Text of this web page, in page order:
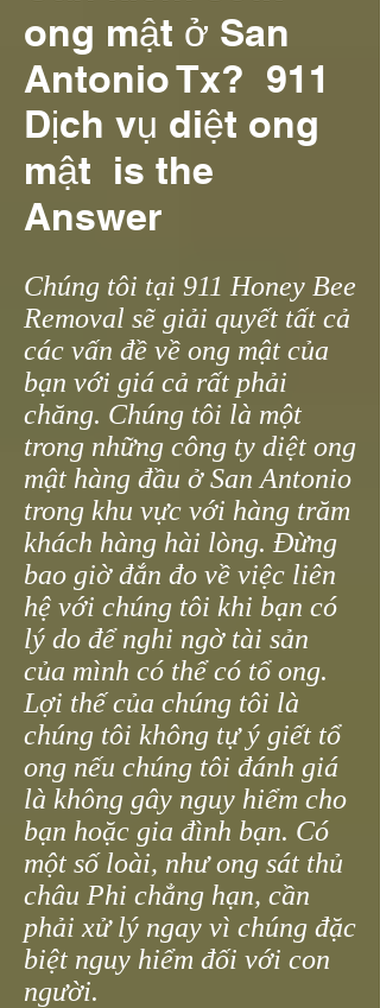
ong mật ở San
Antonio Tx? 911
Dịch vụ diệt ong
mật is the
Answer
Chúng tôi tại 911 Honey Bee
Removal sẽ giải quyết tất cả
các vấn đề về ong mật của
bạn với giá cả rất phải
chăng. Chúng tôi là một
trong những công ty diệt ong
mật hàng đầu ở San Antonio
trong khu vực với hàng trăm
khách hàng hài lòng. Đừng
bao giờ đắn đo về việc liên
hệ với chúng tôi khi bạn có
lý do để nghi ngờ tài sản
của mình có thể có tổ ong.
Lợi thế của chúng tôi là
chúng tôi không tự ý giết tổ
ong nếu chúng tôi đánh giá
là không gây nguy hiểm cho
bạn hoặc gia đình bạn. Có
một số loài, như ong sát thủ
châu Phi chẳng hạn, cần
phải xử lý ngay vì chúng đặc
biệt nguy hiểm đối với con
người.